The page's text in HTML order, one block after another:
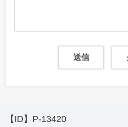
【ID】 P-13420